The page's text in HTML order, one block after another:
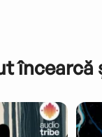
încearcă